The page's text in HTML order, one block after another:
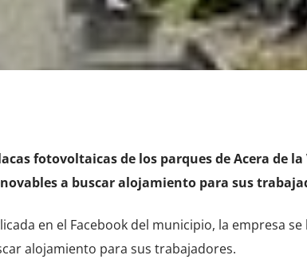
fotovoltaicas de los parques de Acera de
a buscar alojamiento para sus
en el Facebook del municipio, la empresa
alojamiento para sus trabajadores.